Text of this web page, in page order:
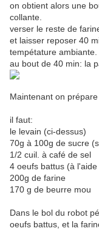
on obtient alors une
collante.
verser le reste de
et laisser reposer 40
tempétature ambiante.
au bout de 40 min: la
Maintenant on
il faut:
le levain (ci-dessus)
70g à 100g de sucre
1/2 cuil. à café de sel
4 oeufs battus (à
200g de farine
170 g de beurre mou
Dans le bol du robot
oeufs battus, et la